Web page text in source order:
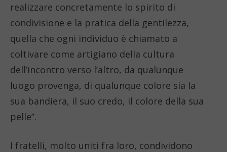
realizzare concretamente lo spirito di
condivisione e la pratica della gentilezza,
quella che ogni individuo è chiamato a
coltivare come artigiano della cultura
dell’incontro verso l’altro, da qualunque
luogo provenga, di qualunque colore sia la
sua bandiera, il suo credo, il colore della sua
pelle”.
I fratelli, molto uniti fra loro, condividono